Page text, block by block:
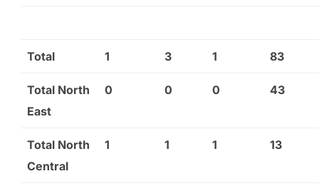
Total 1 3 1 83
Total North
East
0 0 0 43
Total North
Central
1 1 1 13